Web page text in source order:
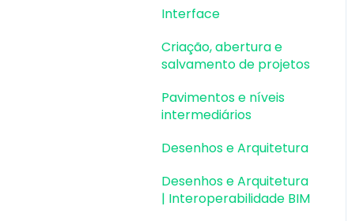
demonstrativas
Chave de Ativação EID |
Em migração
Versões anteriores
Outros
Visus
Visus Cost Management
Visus Collab
Atualizações AltoQi
Visus WorkFlow
Colaboração BIM
Exportação e
Importação de Modelos
Visualização em
Interface
Criação, abertura e
salvamento de projetos
Pavimentos e níveis
intermediários
Desenhos e Arquitetura
Desenhos e Arquitetura
| Interoperabilidade BIM